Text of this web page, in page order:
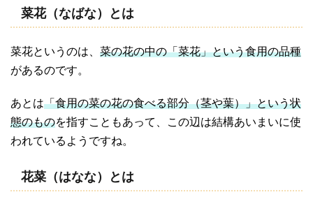
菜花（なばな）とは
菜花というのは、 菜の花の中の「菜花」という食用の品種
があるのです。
あとは「食用の菜の花の食べる部分（茎や葉）」という状
態のものを指すこともあって、この辺は結構あいまいに使
われているようですね。
花菜（はなな）とは